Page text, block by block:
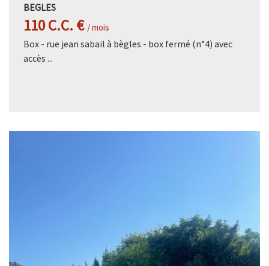
BEGLES
110 C.C. € / mois
Box - rue jean sabail à bègles - box fermé (n°4) avec
accès ...